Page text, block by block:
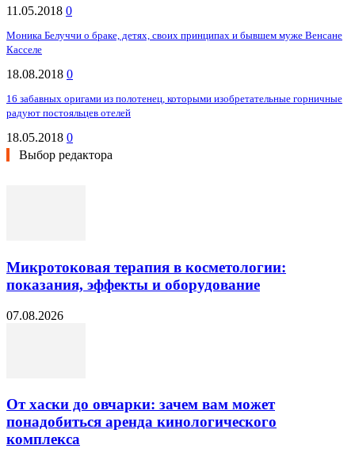
11.05.2018 0
Моника Белуччи о браке, детях, своих принципах и бывшем муже Венсане
Касселе
18.08.2018 0
16 забавных оригами из полотенец, которыми изобретательные горничные
радуют постояльцев отелей
18.05.2018 0
Выбор редактора
Микротоковая терапия в косметологии:
показания, эффекты и оборудование
07.08.2026
От хаски до овчарки: зачем вам может
понадобиться аренда кинологического
комплекса